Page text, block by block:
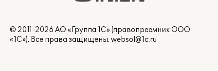
© 2011-2026 АО «Группа 1С» (правопреемник ООО
«1С»). Все права защищены. websol@1c.ru